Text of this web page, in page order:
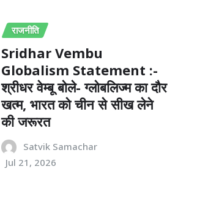
राजनीति
Sridhar Vembu
Globalism Statement :-
श्रीधर वेम्बू बोले- ग्लोबलिज्म का दौर
खत्म, भारत को चीन से सीख लेने
की जरूरत
Satvik Samachar
Jul 21, 2026